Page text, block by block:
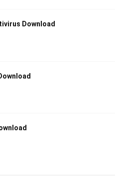
Download